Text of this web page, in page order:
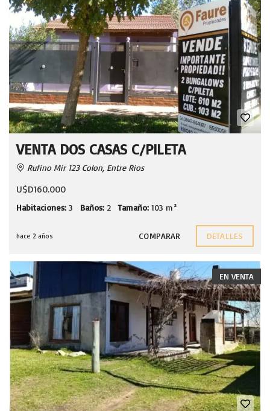
VENTA DOS CASAS C/PILETA
Rufino Mir 123 Colon, Entre Rios
U$D160.000
Habitaciones: 3 Baños: 2 Tamaño: 103 m²
hace 2 años COMPARAR DETALLES
EN VENTA